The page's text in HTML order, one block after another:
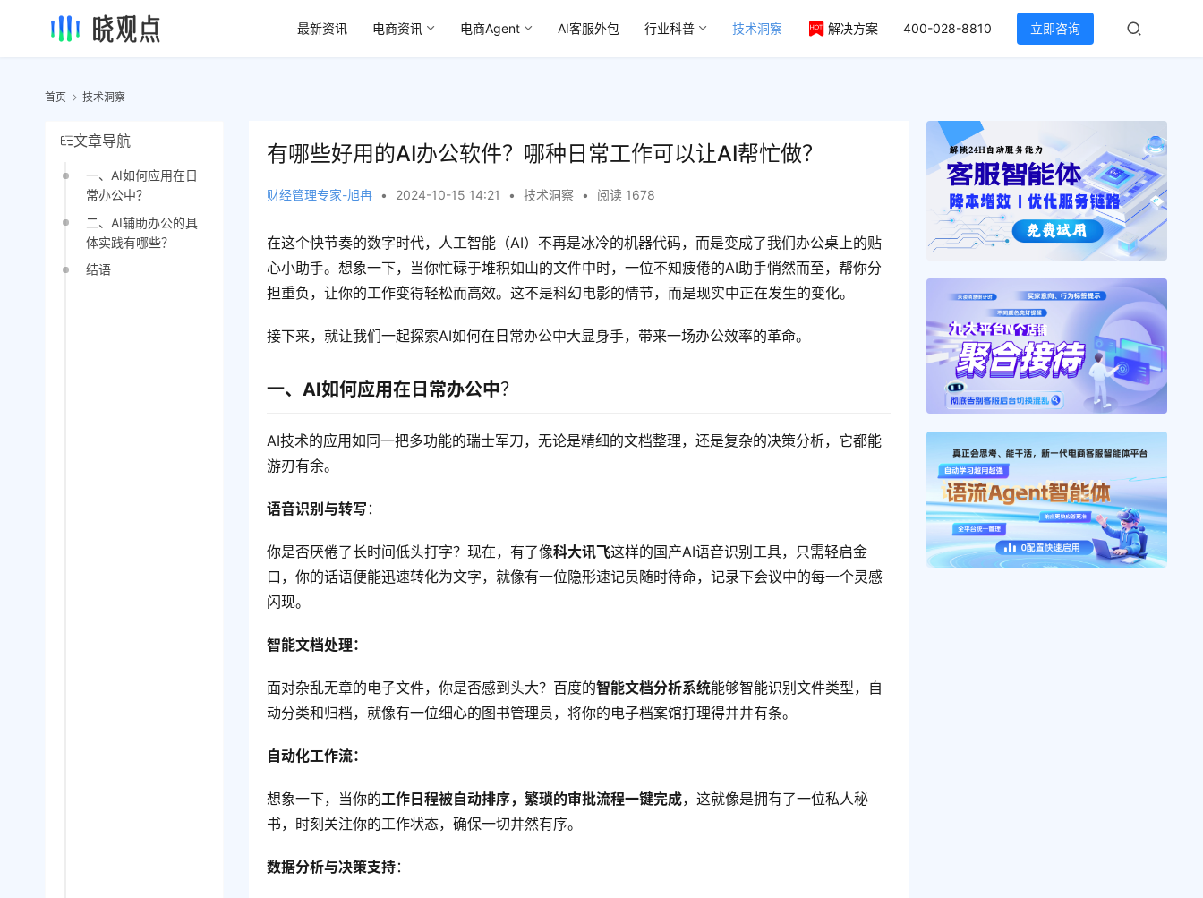
最新资讯 电商资讯 电商Agent AI客服外包 行业科普 技术洞察 解决方案 400-028-8810 立即咨询
首页 技术洞察
文章导航
一、AI如何应用在日
常办公中？
二、AI辅助办公的具
体实践有哪些？
结语
有哪些好用的AI办公软件？哪种日常工作可以让AI帮忙做？
财经管理专家-旭冉 • 2024-10-15 14:21 • 技术洞察 • 阅读 1678
在这个快节奏的数字时代，人工智能（AI）不再是冰冷的机器代码，而是变成了我们办公桌上的贴
心小助手。想象一下，当你忙碌于堆积如山的文件中时，一位不知疲倦的AI助手悄然而至，帮你分
担重负，让你的工作变得轻松而高效。这不是科幻电影的情节，而是现实中正在发生的变化。
接下来，就让我们一起探索AI如何在日常办公中大显身手，带来一场办公效率的革命。
一、AI如何应用在日常办公中？
AI技术的应用如同一把多功能的瑞士军刀，无论是精细的文档整理，还是复杂的决策分析，它都能
游刃有余。
语音识别与转写 ：
你是否厌倦了长时间低头打字？现在，有了像科大讯飞这样的国产AI语音识别工具，只需轻启金
口，你的话语便能迅速转化为文字，就像有一位隐形速记员随时待命，记录下会议中的每一个灵感
闪现。
智能文档处理：
面对杂乱无章的电子文件，你是否感到头大？百度的智能文档分析系统能够智能识别文件类型，自
动分类和归档，就像有一位细心的图书管理员，将你的电子档案馆打理得井井有条。
自动化工作流：
想象一下，当你的工作日程被自动排序，繁琐的审批流程一键完成，这就像是拥有了一位私人秘
书，时刻关注你的工作状态，确保一切井然有序。
数据分析与决策支持：